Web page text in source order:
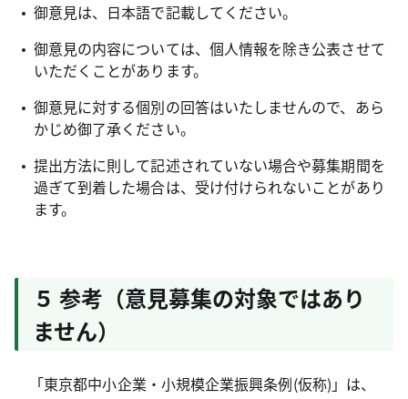
御意見は、日本語で記載してください。
御意見の内容については、個人情報を除き公表させて
いただくことがあります。
御意見に対する個別の回答はいたしませんので、あら
かじめ御了承ください。
提出方法に則して記述されていない場合や募集期間を
過ぎて到着した場合は、受け付けられないことがあり
ます。
５ 参考（意見募集の対象ではあり
ません）
「東京都中小企業・小規模企業振興条例(仮称)」は、